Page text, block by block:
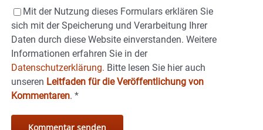
Mit der Nutzung dieses Formulars erklären Sie
sich mit der Speicherung und Verarbeitung Ihrer
Daten durch diese Website einverstanden. Weitere
Informationen erfahren Sie in der
Datenschutzerklärung. Bitte lesen Sie hier auch
unseren Leitfaden für die Veröffentlichung von
Kommentaren. *